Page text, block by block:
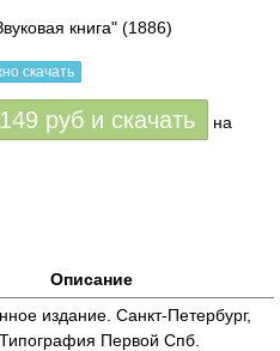
книга" (1886)
скачать
149 руб и скачать
на
Описание
издание. Санкт-Петербург,
Первой Спб.